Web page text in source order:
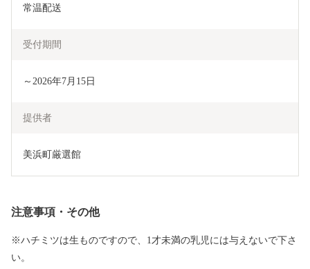
常温配送
受付期間
～2026年7月15日
提供者
美浜町厳選館
注意事項・その他
※ハチミツは生ものですので、1才未満の乳児には与えないで下さ
い。